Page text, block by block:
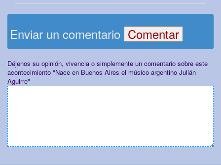
Enviar un comentario
Déjenos su opinión, vivencia o simplemente un comentario sobre este
acontecimiento "Nace en Buenos Aires el músico argentino Julián
Aguirre"